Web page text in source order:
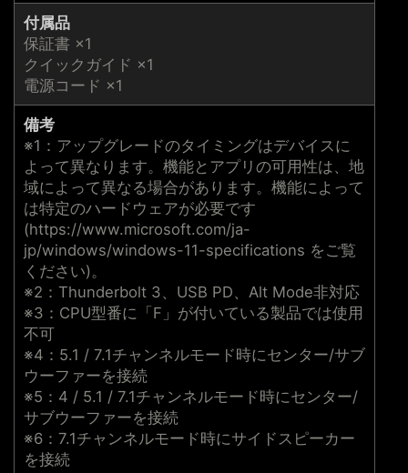
付属品
保証書 ×1
クイックガイド ×1
電源コード ×1
備考
※1：アップグレードのタイミングはデバイスに
よって異なります。機能とアプリの可用性は、地
域によって異なる場合があります。機能によって
は特定のハードウェアが必要です
(https://www.microsoft.com/ja-
jp/windows/windows-11-specifications をご覧
ください)。
※2：Thunderbolt 3、USB PD、Alt Mode非対応
※3：CPU型番に「F」が付いている製品では使用
不可
※4：5.1 / 7.1チャンネルモード時にセンター/サブ
ウーファーを接続
※5：4 / 5.1 / 7.1チャンネルモード時にセンター/
サブウーファーを接続
※6：7.1チャンネルモード時にサイドスピーカー
を接続